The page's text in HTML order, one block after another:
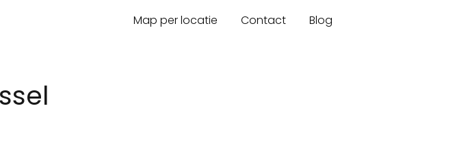
Map per locatie Contact Blog